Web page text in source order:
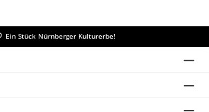
Ein Stück Nürnberger Kulturerbe!